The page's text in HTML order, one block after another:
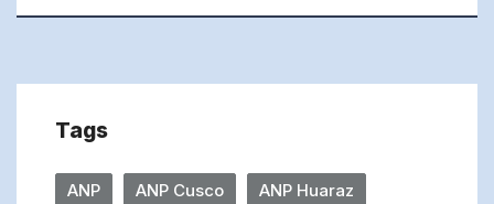
Tags
ANP ANP Cusco ANP Huaraz